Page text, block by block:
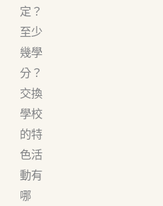
定？
至少
幾學
分？
交換
學校
的特
色活
動有
哪